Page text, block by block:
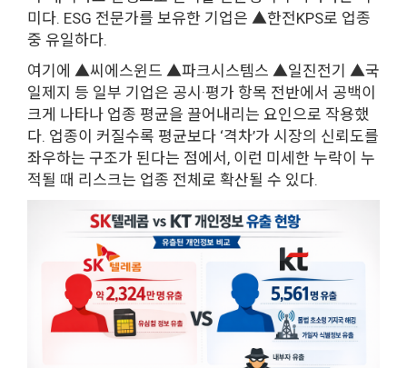
미다. ESG 전문가를 보유한 기업은 ▲한전KPS로 업종
중 유일하다.
여기에 ▲씨에스윈드 ▲파크시스템스 ▲일진전기 ▲국
일제지 등 일부 기업은 공시·평가 항목 전반에서 공백이
크게 나타나 업종 평균을 끌어내리는 요인으로 작용했
다. 업종이 커질수록 평균보다 ‘격차’가 시장의 신뢰도를
좌우하는 구조가 된다는 점에서, 이런 미세한 누락이 누
적될 때 리스크는 업종 전체로 확산될 수 있다.